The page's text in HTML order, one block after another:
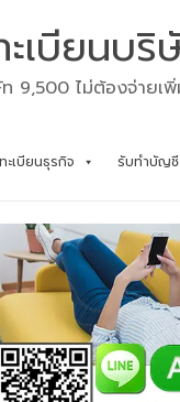
เบียนบ
9,500 ไม่ต้องจ่ายเ
ะเบียนธุรกิจ รับทำบัญชี